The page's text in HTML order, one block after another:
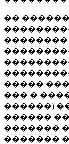
��
��������
�����
��� �
������)
������
�������
�������